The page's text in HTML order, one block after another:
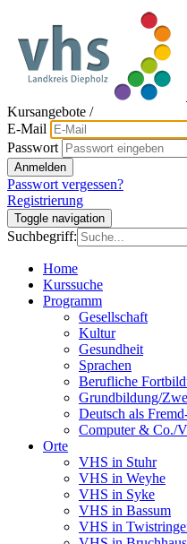
Kursangebote /
E-Mail
Passwort
Anmelden
Passwort vergessen?
Registrierung
Toggle navigation
Suchbegriff:
Home
Kurssuche
Programm
Gesellschaft
Kultur
Gesundheit
Sprachen
Berufliche
Grundbildung/
Deutsch als
Computer & Co./
Orte
VHS in Stuhr
VHS in Weyhe
VHS in Syke
VHS in Bassum
VHS in